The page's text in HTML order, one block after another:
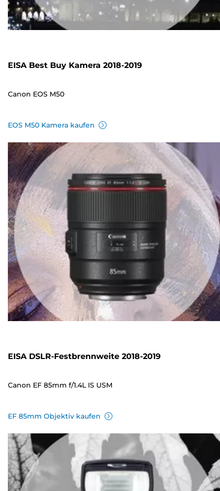
EISA Best Buy Kamera 2018-2019
Canon EOS M50
EOS M50 Kamera kaufen
EISA DSLR-Festbrennweite 2018-2019
Canon EF 85mm f/1.4L IS USM
EF 85mm Objektiv kaufen